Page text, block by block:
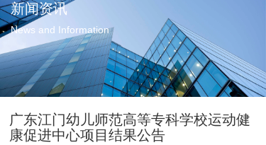
g
a
t
i
o
新闻资讯
News and Information
广东江门幼儿师范高等专科学校运动健
康促进中心项目结果公告